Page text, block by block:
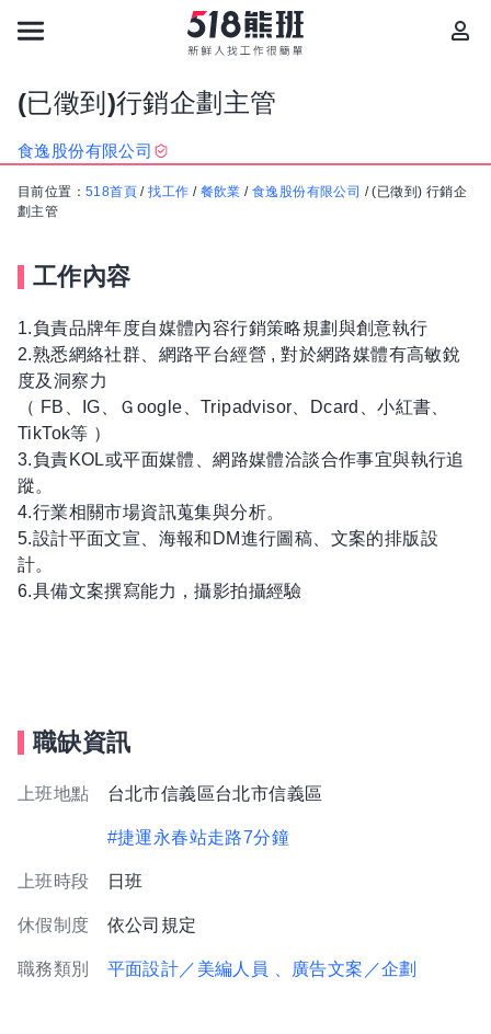
(已徵到)行銷企劃主管
食逸股份有限公司
目前位置： 518首頁 /找工作 / 餐飲業 /食逸股份有限公司 /(已徵到) 行銷企
劃主管
工作內容
1.負責品牌年度自媒體內容行銷策略規劃與創意執行
2.熟悉網絡社群、網路平台經營 , 對於網路媒體有高敏銳
度及洞察力
（ FB、IG、Ｇoogle、Tripadvisor、Dcard、小紅書、
TikTok等 ）
3.負責KOL或平面媒體、網路媒體洽談合作事宜與執行追
蹤。
4.行業相關市場資訊蒐集與分析。
5.設計平面文宣、海報和DM進行圖稿、文案的排版設
計。
6.具備文案撰寫能力，攝影拍攝經驗
職缺資訊
上班地點 台北市信義區台北市信義區
#捷運永春站走路7分鐘
上班時段 日班
休假制度 依公司規定
職務類別 平面設計／美編人員 、廣告文案／企劃